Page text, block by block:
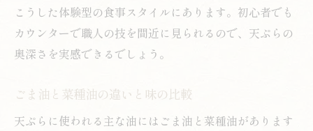
こうした体験型の食事スタイルにあります。初心者でも
カウンターで職人の技を間近に見られるので、天ぷらの
奥深さを実感できるでしょう。
ごま油と菜種油の違いと味の比較
天ぷらに使われる主な油にはごま油と菜種油があります